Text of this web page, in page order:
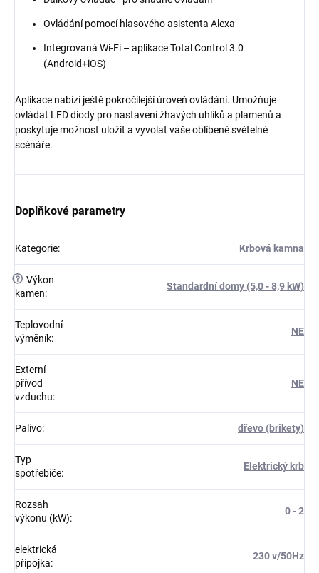
Ovládání pomocí hlasového asistenta Alexa
Integrovaná Wi-Fi – aplikace Total Control 3.0
(Android+iOS)
Aplikace nabízí ještě pokročilejší úroveň ovládání. Umožňuje
ovládat LED diody pro nastavení žhavých uhlíků a plamenů a
poskytuje možnost uložit a vyvolat vaše oblíbené světelné
scénáře.
Doplňkové parametry
Kategorie: Krbová kamna
? Výkon
kamen:
Standardní domy (5,0 - 8,9 kW)
Teplovodní
výměník:
NE
Externí
přívod
vzduchu:
NE
Palivo: dřevo (brikety)
Typ
spotřebiče:
Elektrický krb
Rozsah
výkonu (kW):
0 - 2
elektrická
přípojka:
230 v/50Hz